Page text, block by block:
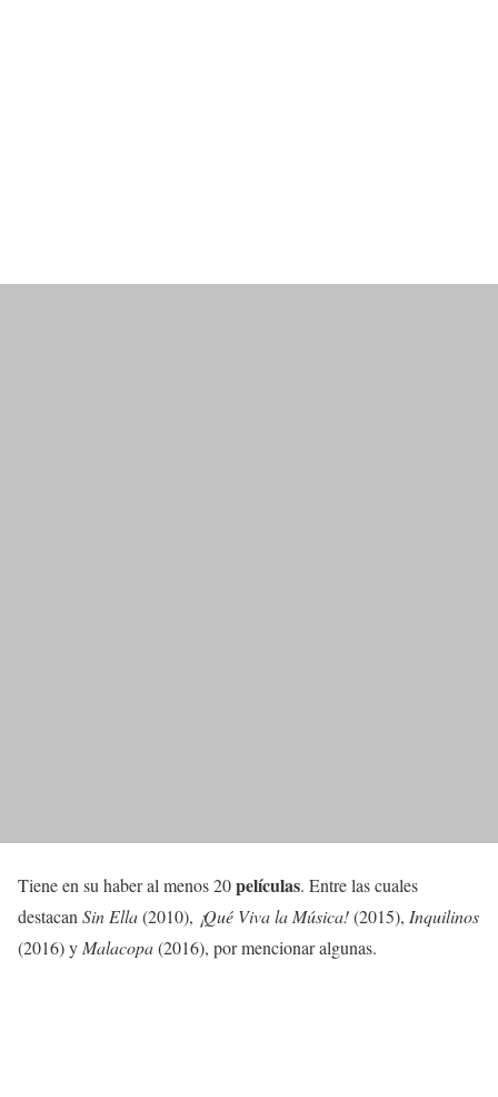
Tiene en su haber al menos 20películas. Entre las cuales
destacan Sin Ella(2010), ¡Qué Viva la Música!(2015), Inquilinos
(2016) y Malacopa(2016), por mencionar algunas.